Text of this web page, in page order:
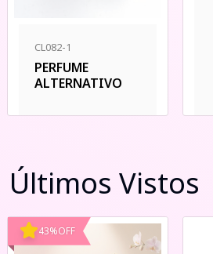
CL082-1
PERFUME
ALTERNATIVO
Últimos Vistos
43%OFF